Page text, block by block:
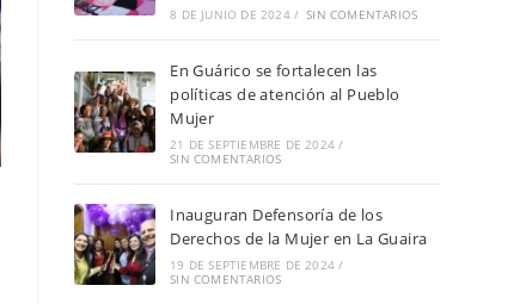
8 DE JUNIO DE 2024 / SIN COMENTARIOS
En Guárico se fortalecen las
políticas de atención al Pueblo
Mujer
21 DE SEPTIEMBRE DE 2024 /
SIN COMENTARIOS
Inauguran Defensoría de los
Derechos de la Mujer en La Guaira
19 DE SEPTIEMBRE DE 2024 /
SIN COMENTARIOS